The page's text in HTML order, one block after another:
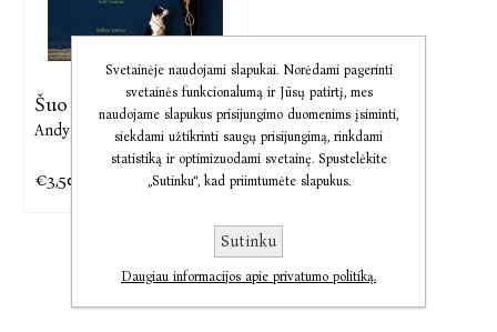
Šuo
Andy Mulligan
€3,50
Svetainėje naudojami slapukai. Norėdami pagerinti
svetainės funkcionalumą ir Jūsų patirtį, mes
naudojame slapukus prisijungimo duomenims įsiminti,
siekdami užtikrinti saugų prisijungimą, rinkdami
statistiką ir optimizuodami svetainę. Spustelėkite
„Sutinku“, kad priimtumėte slapukus.
Sutinku
Daugiau informacijos apie privatumo politiką.